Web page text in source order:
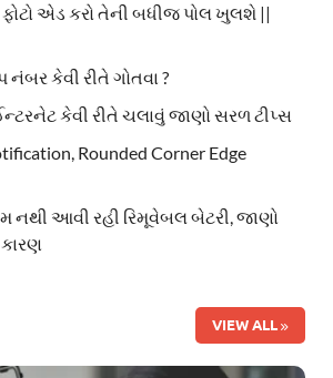
ફોટો એડ કરો તેની બધીજ પોલ ખુલશે ||
કેવી રીતે ગોતવા ?
કેવી રીતે ચલાવું જાણો સરળ ટીપ્સ
Rounded Corner Edge
નથી આવી રહી રિમૂવેબલ બેટરી, જાણો
VIEW ALL